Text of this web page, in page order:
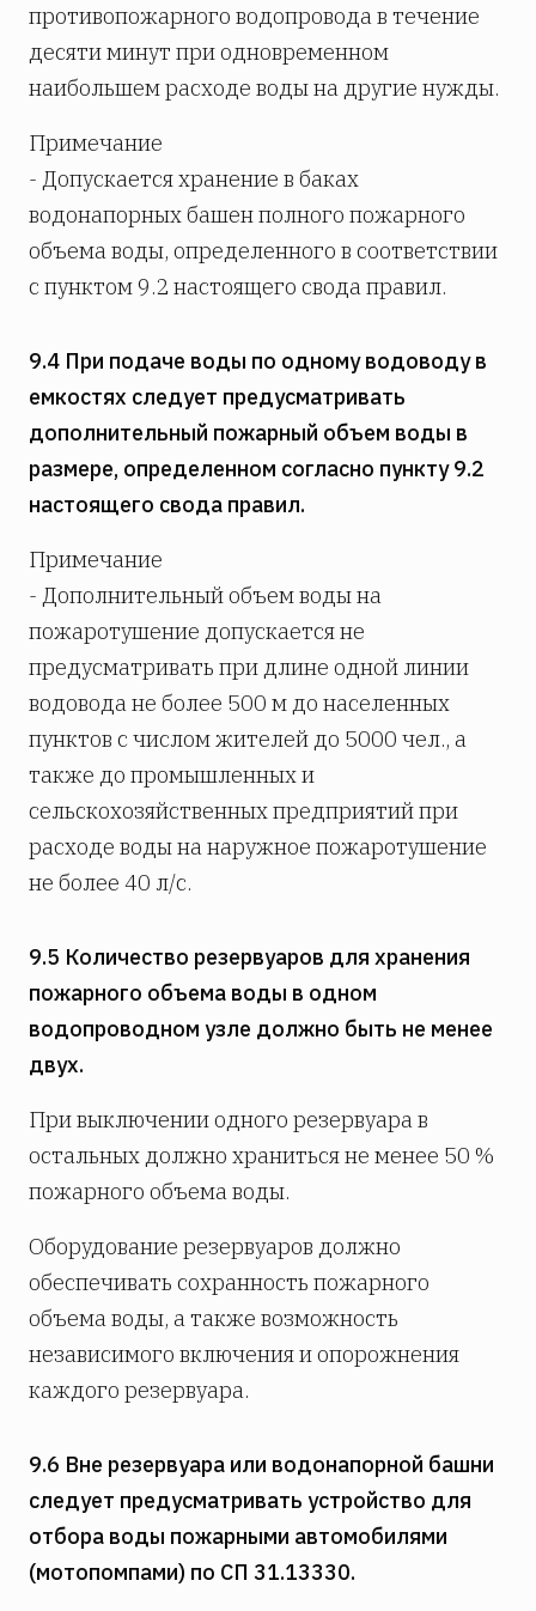
противопожарного водопровода в течение
десяти минут при одновременном
наибольшем расходе воды на другие нужды.
Примечание
- Допускается хранение в баках
водонапорных башен полного пожарного
объема воды, определенного в соответствии
с пунктом 9.2 настоящего свода правил.
9.4 При подаче воды по одному водоводу в
емкостях следует предусматривать
дополнительный пожарный объем воды в
размере, определенном согласно пункту 9.2
настоящего свода правил.
Примечание
- Дополнительный объем воды на
пожаротушение допускается не
предусматривать при длине одной линии
водовода не более 500 м до населенных
пунктов с числом жителей до 5000 чел., а
также до промышленных и
сельскохозяйственных предприятий при
расходе воды на наружное пожаротушение
не более 40 л/с.
9.5 Количество резервуаров для хранения
пожарного объема воды в одном
водопроводном узле должно быть не менее
двух.
При выключении одного резервуара в
остальных должно храниться не менее 50 %
пожарного объема воды.
Оборудование резервуаров должно
обеспечивать сохранность пожарного
объема воды, а также возможность
независимого включения и опорожнения
каждого резервуара.
9.6 Вне резервуара или водонапорной башни
следует предусматривать устройство для
отбора воды пожарными автомобилями
(мотопомпами) по СП 31.13330.